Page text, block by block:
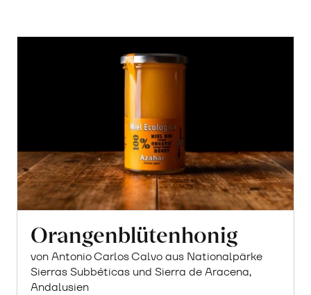
Orangenblütenhonig
von Antonio Carlos Calvo aus Nationalpärke
Sierras Subbéticas und Sierra de Aracena,
Andalusien